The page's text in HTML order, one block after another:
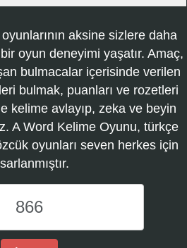
aksine sizlere daha
oyun deneyimi yaşatır. Amaç,
bulmacalar içerisinde verilen
bulmak, puanları ve rozetleri
kelime avlayıp, zeka ve beyin
A Word Kelime Oyunu, türkçe
oyunları seven herkes için
Word
Kelime